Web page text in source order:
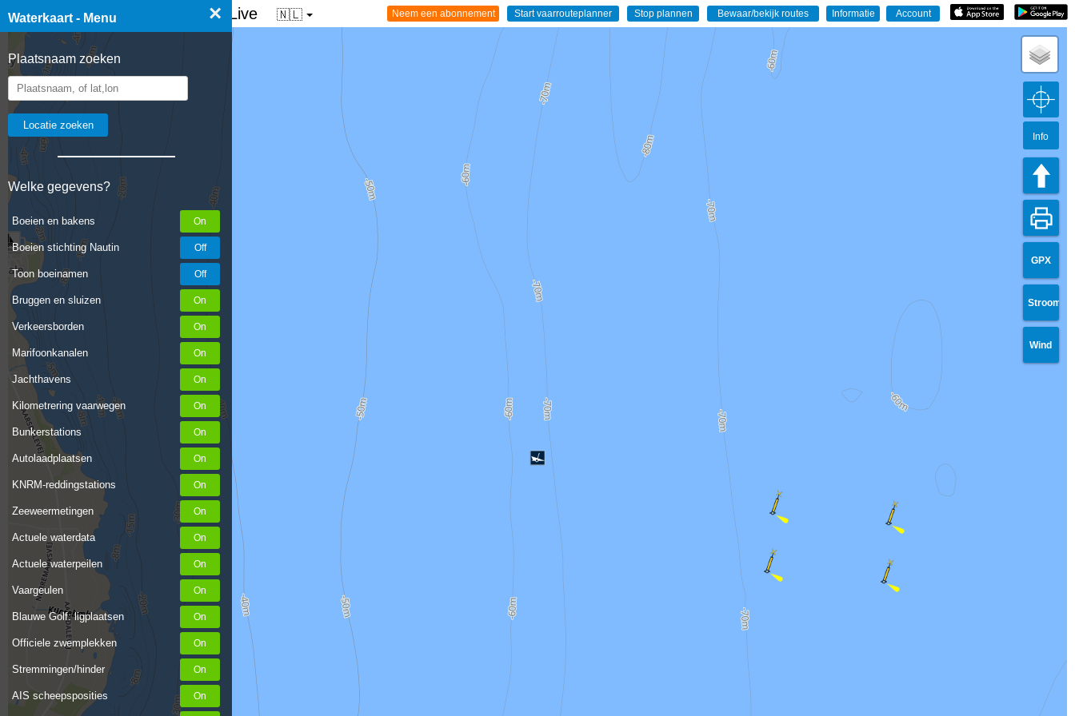
Waterkaart - Menu ×
Plaatsnaam zoeken
Welke gegevens?
Boeien en bakens
Boeien stichting Nautin
Toon boeinamen
Bruggen en sluizen
Verkeersborden
Marifoonkanalen
Jachthavens
Kilometrering vaarwegen
Bunkerstations
Autolaadplaatsen
KNRM-reddingstations
Zeeweermetingen
Actuele waterdata
Actuele waterpeilen
Vaargeulen
Blauwe Golf: ligplaatsen
Officiele zwemplekken
Stremmingen/hinder
AIS scheepsposities
☰ Waterkaart van Nederland - Live 🇳🇱
GPX
Stroom
Wind
Info